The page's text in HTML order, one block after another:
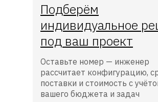
Оставьте номер — инженер
рассчитает конфигурацию,
поставки и стоимость с
вашего бюджета и задач
Подберём
индивидуальное
под ваш проект